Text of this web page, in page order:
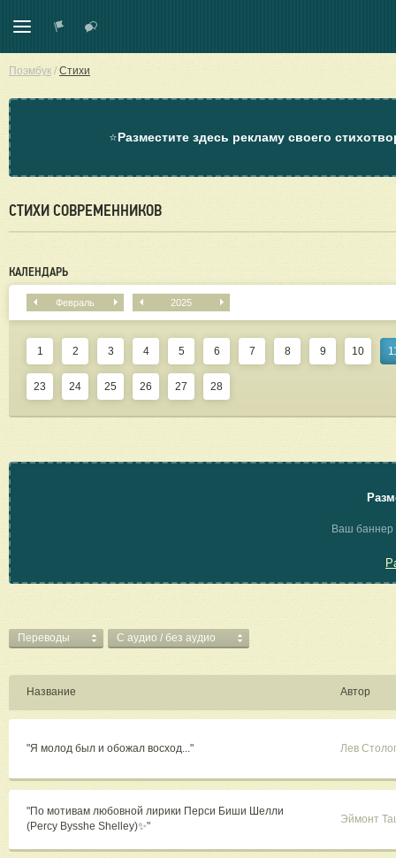
Поэмбук / Стихи
⭐Разместите здесь рекламу своего
СТИХИ СОВРЕМЕННИКОВ
КАЛЕНДАРЬ
Февраль 2025
1 2 3 4 5 6 7 8 9 10
23 24 25 26 27 28
Ваш баннер
Переводы C аудио / без аудио
Название Автор
"Я молод был и обожал восход..." Лев
"По мотивам любовной лирики Перси Биши Шелли
(Percy Bysshe Shelley)✨"
Эймонт